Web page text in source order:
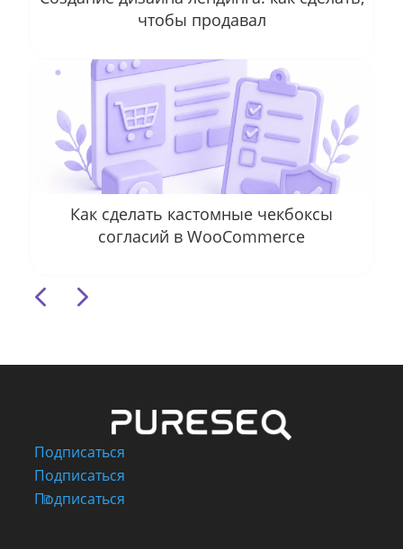
чтобы продавал
Уроки
Как сделать кастомные чекбоксы
согласий в WooCommerce
4 5
Подписаться
Подписаться
Подписаться